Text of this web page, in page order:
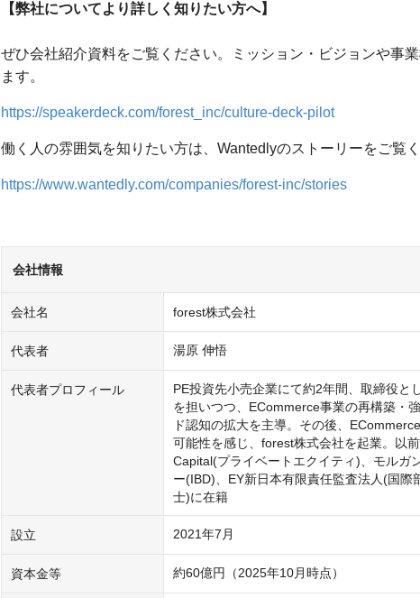
【弊社についてより詳しく知りたい方へ】
ぜひ会社紹介資料をご覧ください。ミッション・ビジョンや事
ます。
https://speakerdeck.com/forest_inc/culture-deck-pilot
働く人の雰囲気を知りたい方は、Wantedlyのストーリーをご覧く
https://www.wantedly.com/companies/forest-inc/stories
会社情報
会社名 forest株式会社
代表者 湯原 伸悟
代表者プロフィール
PE投資先小売企業にて約2年間、取締役と
を担いつつ、ECommerce事業の再構築・
ド認知の拡大を主導。その後、
可能性を感じ、forest株式会社を起業。以
Capital(プライベートエクイティ)、モルガ
ー(IBD)、EY新日本有限責任監査法人(国際
士)に在籍
設立 2021年7月
資本金等 約60億円（2025年10月時点）